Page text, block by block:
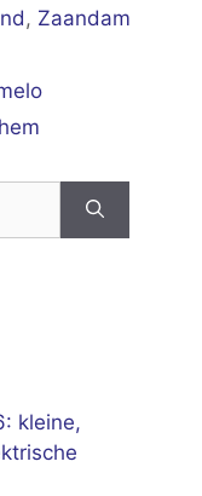
, Zaandam
kleine,